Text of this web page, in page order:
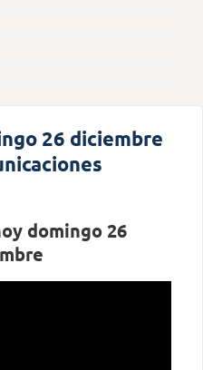
26 diciembre
domingo 26